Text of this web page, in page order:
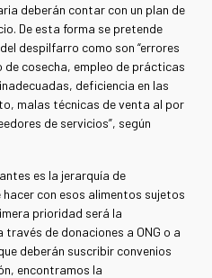
deberán contar con un plan de
De esta forma se pretende
despilfarro como son “errores
de cosecha, empleo de prácticas
deficiencia en las
malas técnicas de venta al por
de servicios”, según
es la jerarquía de
con esos alimentos sujetos
prioridad será la
de donaciones a ONG o a
deberán suscribir convenios
encontramos la